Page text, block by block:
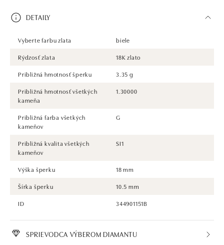
DETAILY
Vyberte farbu zlata
biele
Rýdzosť zlata
18K zlato
Približná hmotnosť šperku
3.35 g
Približná hmotnosť všetkých
kameňa
1.30000
Približná farba všetkých
kameňov
G
Približná kvalita všetkých
kameňov
SI1
Výška šperku
18 mm
Šírka šperku
10.5 mm
ID
344901151B
SPRIEVODCA VÝBEROM DIAMANTU